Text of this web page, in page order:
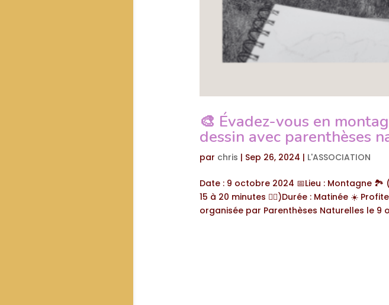
🎨 Évadez-vous en
dessin avec parenthèses
par chris | Sep 26, 2024 | L'ASSOCIATION
Date : 9 octobre 2024 📅Lieu : Montagne
15 à 20 minutes 🚶‍♂️)Durée : Matinée ☀️
organisée par Parenthèses Naturelles le